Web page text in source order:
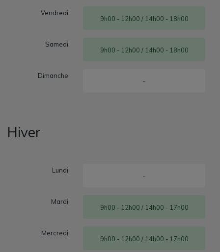
Vendredi
9h00 - 12h00 / 14h00 - 18h00
Samedi
9h00 - 12h00 / 14h00 - 18h00
Dimanche
-
Hiver
Lundi
-
Mardi
9h00 - 12h00 / 14h00 - 17h00
Mercredi
9h00 - 12h00 / 14h00 - 17h00